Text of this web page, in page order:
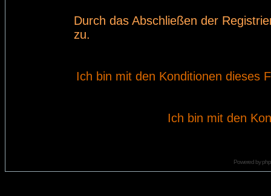
Durch das Abschließen der
zu.
Ich bin mit den Konditionen dieses
Ich bin mit den
Powered by